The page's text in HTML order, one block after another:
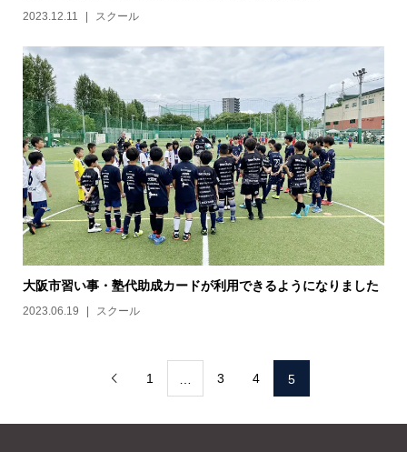
2023.12.11 スクール
大阪市習い事・塾代助成カードが利用できるようになりました
2023.06.19 スクール
 1 3 4 5